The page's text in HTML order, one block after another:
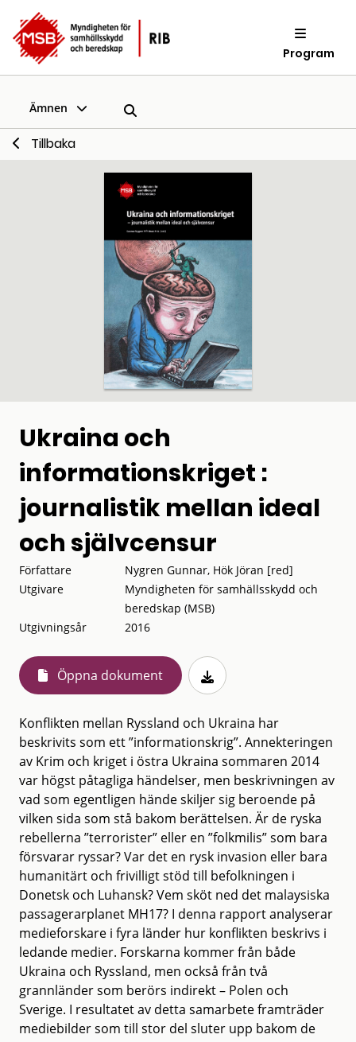
Program
Ämnen
Tillbaka
Ukraina och
informationskriget :
journalistik mellan ideal
och självcensur
Författare
Nygren Gunnar, Hök Jöran [red]
Utgivare
Myndigheten för samhällsskydd och
beredskap (MSB)
Utgivningsår
2016
Öppna dokument
Konflikten mellan Ryssland och Ukraina har
beskrivits som ett ”informationskrig”. Annekteringen
av Krim och kriget i östra Ukraina sommaren 2014
var högst påtagliga händelser, men beskrivningen av
vad som egentligen hände skiljer sig beroende på
vilken sida som stå bakom berättelsen. Är de ryska
rebellerna ”terrorister” eller en ”folkmilis” som bara
försvarar ryssar? Var det en rysk invasion eller bara
humanitärt och frivilligt stöd till befolkningen i
Donetsk och Luhansk? Vem sköt ned det malaysiska
passagerarplanet MH17? I denna rapport analyserar
medieforskare i fyra länder hur konflikten beskrivs i
ledande medier. Forskarna kommer från både
Ukraina och Ryssland, men också från två
grannländer som berörs indirekt – Polen och
Sverige. I resultatet av detta samarbete framträder
mediebilder som till stor del sluter upp bakom de